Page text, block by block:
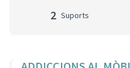
2 Suports